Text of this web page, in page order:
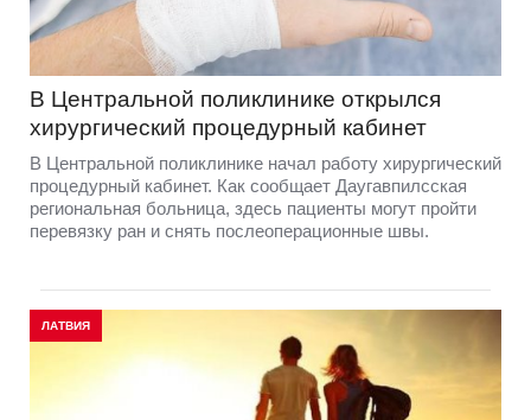
В Центральной поликлинике открылся
хирургический процедурный кабинет
В Центральной поликлинике начал работу хирургический
процедурный кабинет. Как сообщает Даугавпилсская
региональная больница, здесь пациенты могут пройти
перевязку ран и снять послеоперационные швы.
ЛАТВИЯ